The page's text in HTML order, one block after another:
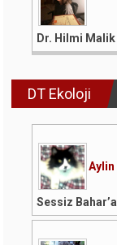
Dr. Hilmi
DT Ekoloji
Aylin
Sessiz